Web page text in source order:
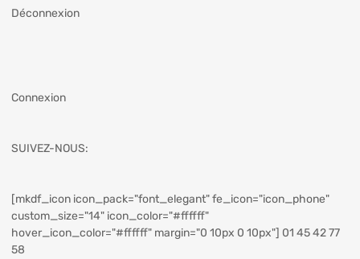
Déconnexion
Connexion
SUIVEZ-NOUS:
[mkdf_icon icon_pack="font_elegant" fe_icon="icon_phone"
custom_size="14" icon_color="#ffffff"
hover_icon_color="#ffffff" margin="0 10px 0 10px"] 01 45 42 77
58